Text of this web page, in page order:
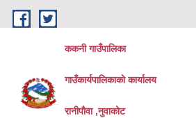
Skip to main content
ककनी गाउँपालिका
गाउँकार्यपालिकाको कार्यालय
रानीपौवा ,नुवाकोट